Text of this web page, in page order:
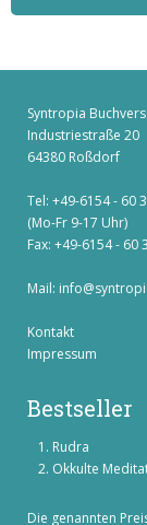
Syntropia
Industriestraße 20
64380 Roßdorf
Tel: +49-6154 - 60
(Mo-Fr 9-17 Uhr)
Fax: +49-6154 - 60
Mail:
Kontakt
Impressum
Bestseller
Rudra
Okkulte
Die genannten